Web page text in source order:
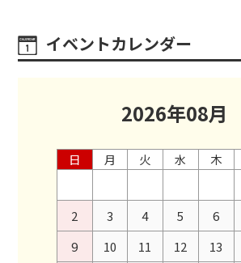
イベントカレンダー
2026年08月
日 月 火 水 木
2
3 4 5 6
9
10 11 12 13